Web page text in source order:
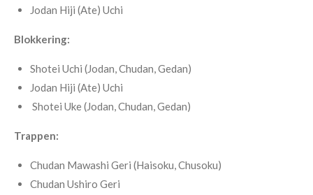
Jodan Hiji (Ate) Uchi
Blokkering:
Shotei Uchi (Jodan, Chudan, Gedan)
Jodan Hiji (Ate) Uchi
Shotei Uke (Jodan, Chudan, Gedan)
Trappen:
Chudan Mawashi Geri (Haisoku, Chusoku)
Chudan Ushiro Geri